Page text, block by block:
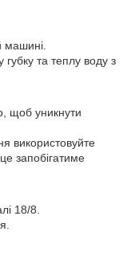
машині.
губку та теплу воду з
щоб уникнути
використовуйте
запобігатиме
18/8.